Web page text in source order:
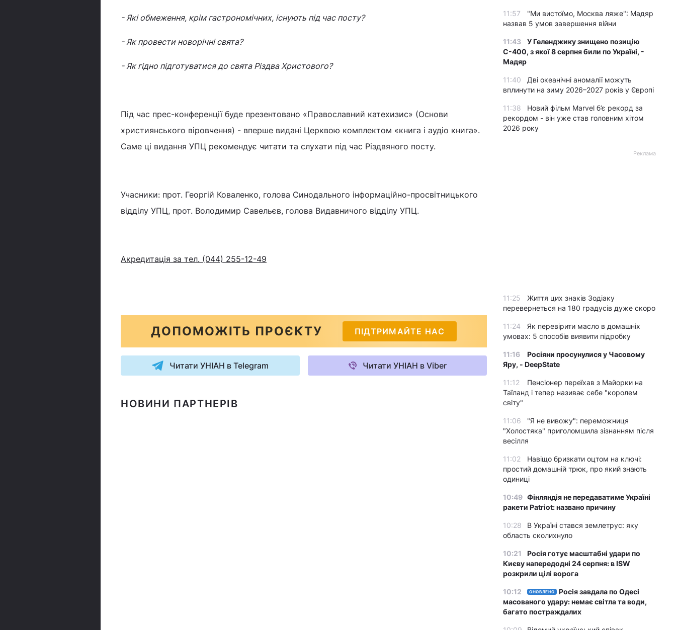
- Які обмеження, крім гастрономічних, існують під час посту?
- Як провести новорічні свята?
- Як гідно підготуватися до свята Різдва Христового?
Під час прес-конференції буде презентовано «Православний катехизис» (Основи
християнського віровчення) - вперше видані Церквою комплектом «книга і аудіо книга».
Саме ці видання УПЦ рекомендує читати та слухати під час Різдвяного посту.
Учасники: прот. Георгій Коваленко, голова Синодального інформаційно-просвітницького
відділу УПЦ, прот. Володимир Савельєв, голова Видавничого відділу УПЦ.
Акредитація за тел. (044) 255-12-49
ДОПОМОЖІТЬ ПРОЄКТУ ПІДТРИМАЙТЕ НАС
Читати УНІАН в Telegram Читати УНІАН в Viber
НОВИНИ ПАРТНЕРІВ
11:57
"Ми вистоїмо, Москва ляже": Мадяр
назвав 5 умов завершення війни
11:43
У Геленджику знищено позицію
С-400, з якої 8 серпня били по Україні, -
Мадяр
11:40
Дві океанічні аномалії можуть
вплинути на зиму 2026–2027 років у Європі
11:38
Новий фільм Marvel б’є рекорд за
рекордом - він уже став головним хітом
2026 року
Реклама
11:25
Життя цих знаків Зодіаку
перевернеться на 180 градусів дуже скоро
11:24
Як перевірити масло в домашніх
умовах: 5 способів виявити підробку
11:16
Росіяни просунулися у Часовому
Яру, - DeepState
11:12
Пенсіонер переїхав з Майорки на
Таїланд і тепер називає себе "королем
світу"
11:06
"Я не вивожу": переможниця
"Холостяка" приголомшила зізнанням після
весілля
11:02
Навіщо бризкати оцтом на ключі:
простий домашній трюк, про який знають
одиниці
10:49 Фінляндія не передаватиме Україні
ракети Patriot: названо причину
10:28
В Україні стався землетрус: яку
область сколихнуло
10:21
Росія готує масштабні удари по
Києву напередодні 24 серпня: в ISW
розкрили цілі ворога
10:12 ОНОВЛЕНО
Росія завдала по Одесі
масованого удару: немає світла та води,
багато постраждалих